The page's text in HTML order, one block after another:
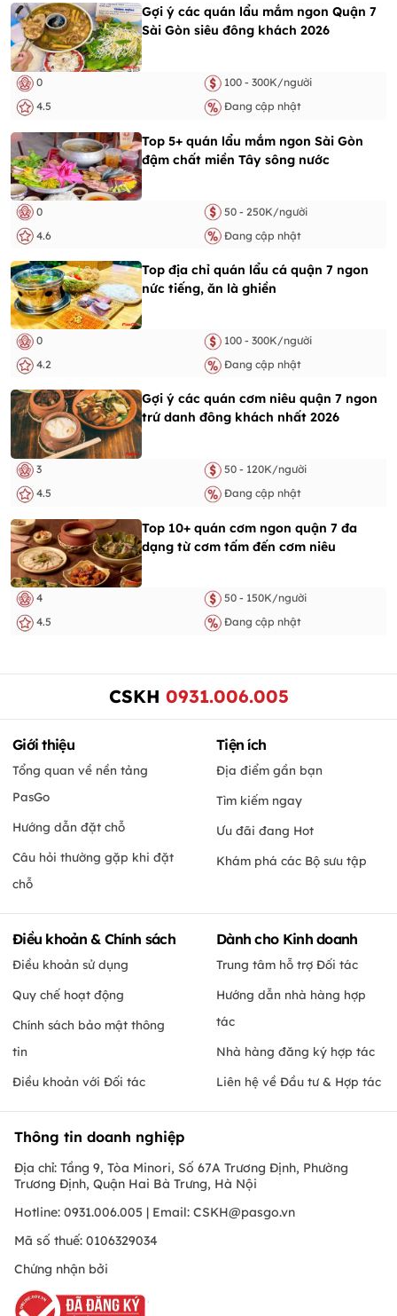
Gợi ý các quán lẩu mắm ngon Quận 7
Sài Gòn siêu đông khách 2026
0
100 - 300K/người
4.5
Đang cập nhật
Top 5+ quán lẩu mắm ngon Sài Gòn
đậm chất miền Tây sông nước
0
50 - 250K/người
4.6
Đang cập nhật
Top địa chỉ quán lẩu cá quận 7 ngon
nức tiếng, ăn là ghiền
0
100 - 300K/người
4.2
Đang cập nhật
Gợi ý các quán cơm niêu quận 7 ngon
trứ danh đông khách nhất 2026
3
50 - 120K/người
4.5
Đang cập nhật
Top 10+ quán cơm ngon quận 7 đa
dạng từ cơm tấm đến cơm niêu
4
50 - 150K/người
4.5
Đang cập nhật
CSKH 0931.006.005
Giới thiệu
Tổng quan về nền tảng
PasGo
Hướng dẫn đặt chỗ
Câu hỏi thường gặp khi đặt
chỗ
Tiện ích
Địa điểm gần bạn
Tìm kiếm ngay
Ưu đãi đang Hot
Khám phá các Bộ sưu tập
Điều khoản & Chính sách
Điều khoản sử dụng
Quy chế hoạt động
Chính sách bảo mật thông
tin
Điều khoản với Đối tác
Dành cho Kinh doanh
Trung tâm hỗ trợ Đối tác
Hướng dẫn nhà hàng hợp
tác
Nhà hàng đăng ký hợp tác
Liên hệ về Đầu tư & Hợp tác
Thông tin doanh nghiệp
Địa chỉ: Tầng 9, Tòa Minori, Số 67A Trương Định, Phường
Trương Định, Quận Hai Bà Trưng, Hà Nội
Hotline: 0931.006.005 | Email: CSKH@pasgo.vn
Mã số thuế: 0106329034
Chứng nhận bởi